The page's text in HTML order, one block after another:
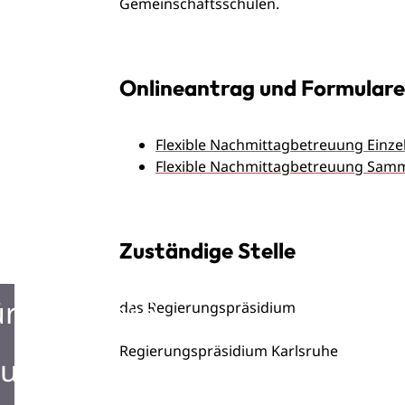
Information
Onlineantrag und Formulare
Flexible Nachmittagbetreuung
Flexible Nachmittagbetreuung
Zuständige Stelle
das Regierungspräsidium
Regierungspräsidium Karlsruhe